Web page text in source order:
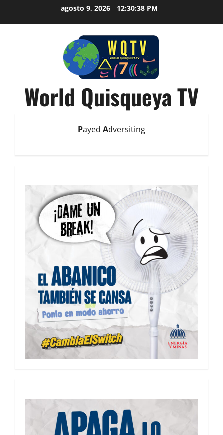
agosto 9, 2026 12:30:39 PM
World Quisqueya TV
Payed Adversiting